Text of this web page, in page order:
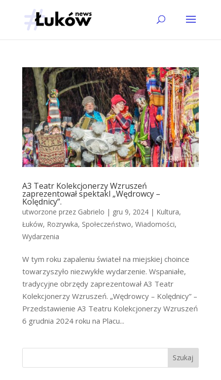
A3 Teatr Kolekcjonerzy Wzruszeń
zaprezentował spektakl „Wędrowcy –
Kolędnicy”.
utworzone przez Gabrielo | gru 9, 2024| Kultura,
Łuków, Rozrywka, Społeczeństwo, Wiadomości,
Wydarzenia
W tym roku zapaleniu świateł na miejskiej choince
towarzyszyło niezwykłe wydarzenie. Wspaniałe,
tradycyjne obrzędy zaprezentował A3 Teatr
Kolekcjonerzy Wzruszeń. „Wędrowcy – Kolędnicy” –
Przedstawienie A3 Teatru Kolekcjonerzy Wzruszeń
6 grudnia 2024 roku na Placu...
Szukaj